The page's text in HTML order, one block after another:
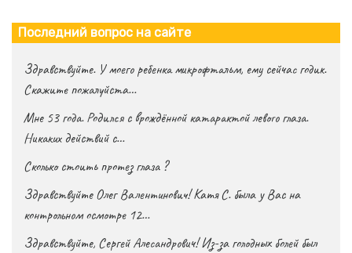
Последний вопрос на сайте
Здравствуйте. У моего ребенка микрофтальм, ему сейчас годик.
Скажите пожалуйста…
Мне 53 года. Родился с врождённой катарактой левого глаза.
Никаких действий с…
Сколько стоить протез глаза ?
Здравствуйте Олег Валентинович! Катя С. была у Вас на
контрольном осмотре 12…
Здравствуйте, Сергей Алесандрович! Из-за голодных болей был